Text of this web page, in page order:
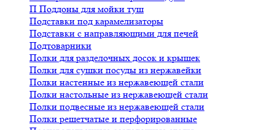
П Поддоны для мойки туш
Подставки под карамелизаторы
Подставки с направляющими для печей
Подтоварники
Полки для разделочных досок и крышек
Полки для сушки посуды из нержавейки
Полки настенные из нержавеющей стали
Полки настольные из нержавеющей стали
Полки подвесные из нержавеющей стали
Полки решетчатые и перфорированные